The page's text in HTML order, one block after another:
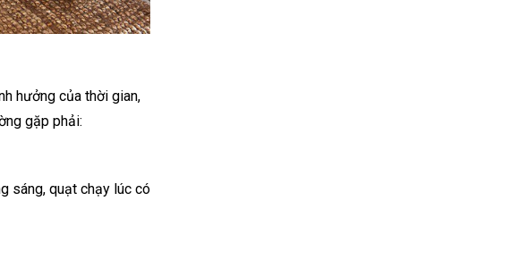
hưởng của thời gian,
gặp phải:
sáng, quạt chạy lúc có